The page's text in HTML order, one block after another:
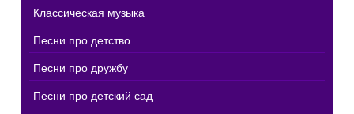
Классическая музыка
Песни про детство
Песни про дружбу
Песни про детский сад